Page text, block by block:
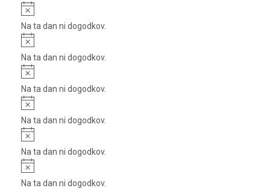
Notice
Na ta dan ni dogodkov.
Notice
Na ta dan ni dogodkov.
Notice
Na ta dan ni dogodkov.
Notice
Na ta dan ni dogodkov.
Notice
Na ta dan ni dogodkov.
Notice
Na ta dan ni dogodkov.